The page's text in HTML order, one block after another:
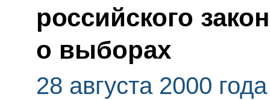
российского
о выборах
28 августа 2000 года